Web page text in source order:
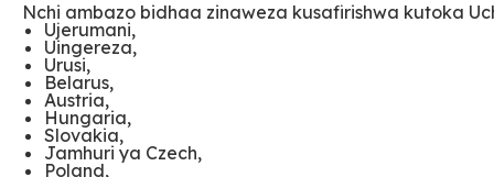
Nchi ambazo bidhaa zinaweza kusafirishwa kutoka
Ujerumani,
Uingereza,
Urusi,
Belarus,
Austria,
Hungaria,
Slovakia,
Jamhuri ya Czech,
Poland,